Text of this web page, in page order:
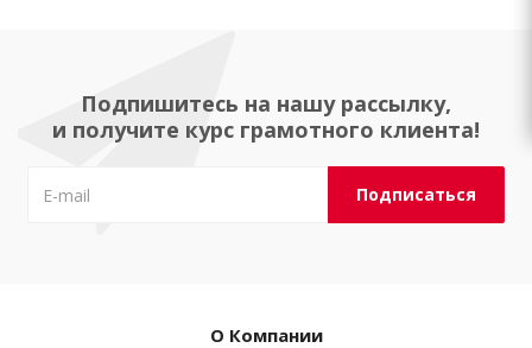
Подпишитесь на нашу рассылку,
и получите курс грамотного клиента!
О Компании